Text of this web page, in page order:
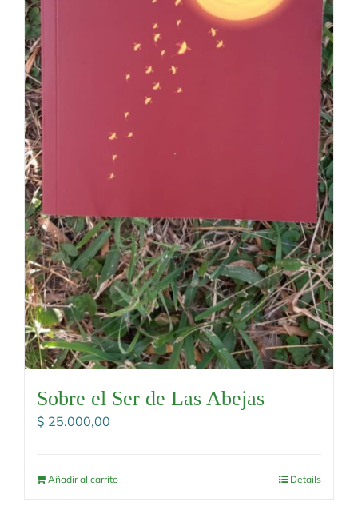
Sobre el Ser de Las Abejas
$ 25.000,00
Añadir al carrito Details